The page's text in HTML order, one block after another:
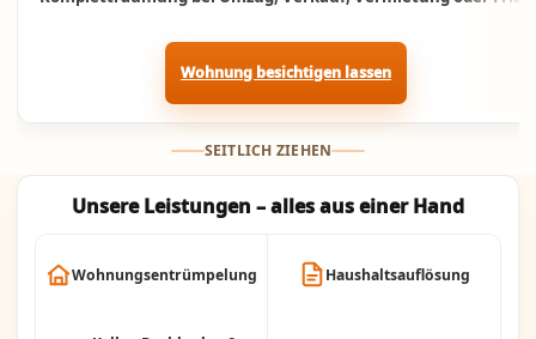
Wohnung besichtigen lassen
SEITLICH ZIEHEN
Unsere Leistungen – alles aus einer Hand
Wohnungsentrümpelung Haushaltsauflösung